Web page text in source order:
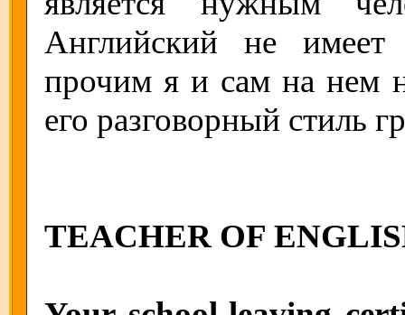
Английский не
прочим я и сам на нем
его разговорный стиль
TEACHER OF